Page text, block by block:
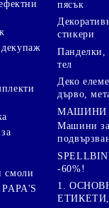
смоли
пясък
стикери
Панделки,
тел
Деко
дърво,
МАШИНИ
Машини за
-60%!
1.